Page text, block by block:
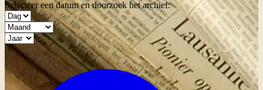
Selecteer een datum en doorzoek het archief: